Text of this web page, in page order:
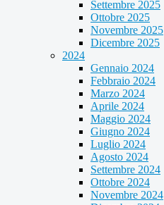
Settembre 2025
Ottobre 2025
Novembre 2025
Dicembre 2025
2024
Gennaio 2024
Febbraio 2024
Marzo 2024
Aprile 2024
Maggio 2024
Giugno 2024
Luglio 2024
Agosto 2024
Settembre 2024
Ottobre 2024
Novembre 2024